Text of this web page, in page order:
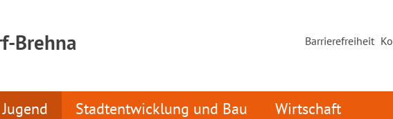
Brehna Barrierefreiheit
Stadtentwicklung und Bau Wirtschaft